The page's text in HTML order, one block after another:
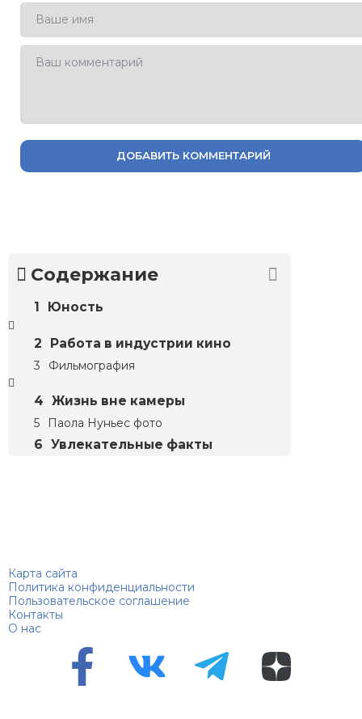
ДОБАВИТЬ КОММЕНТАРИЙ
Содержание
Юность
Работа в индустрии кино
Фильмография
Жизнь вне камеры
Паола Нуньес фото
Увлекательные факты
Карта сайта
Политика конфиденциальности
Пользовательское соглашение
Контакты
О нас